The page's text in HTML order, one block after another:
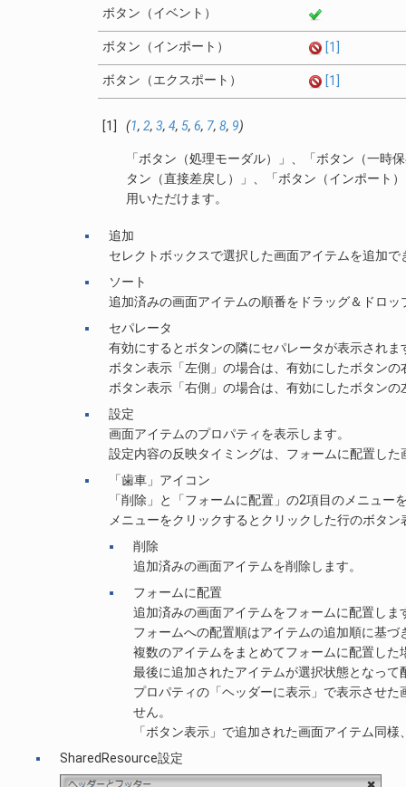
ボタン（イベント）
ボタン（インポート） [1]
ボタン（エクスポート） [1]
[1] (1, 2, 3, 4, 5, 6, 7, 8, 9)
「ボタン（処理モーダル）」、「ボタン（一時
タン（直接差戻し）」、「ボタン（インポート
用いただけます。
追加
セレクトボックスで選択した画面アイテムを追加で
ソート
追加済みの画面アイテムの順番をドラッグ＆ドロ
セパレータ
有効にするとボタンの隣にセパレータが表示されま
ボタン表示「左側」の場合は、有効にしたボタン
ボタン表示「右側」の場合は、有効にしたボタン
設定
画面アイテムのプロパティを表示します。
設定内容の反映タイミングは、フォームに配置し
「歯車」アイコン
「削除」と「フォームに配置」の2項目のメニュー
メニューをクリックするとクリックした行のボタ
削除
追加済みの画面アイテムを削除します。
フォームに配置
追加済みの画面アイテムをフォームに配置しま
フォームへの配置順はアイテムの追加順に基づ
複数のアイテムをまとめてフォームに配置し
最後に追加されたアイテムが選択状態となって
プロパティの「ヘッダーに表示」で表示させ
せん。
「ボタン表示」で追加された画面アイテム同
SharedResource設定